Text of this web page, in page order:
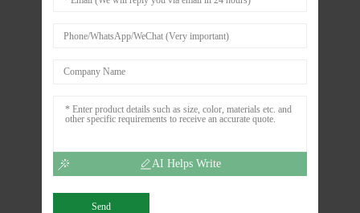
AI Helps Write
Send